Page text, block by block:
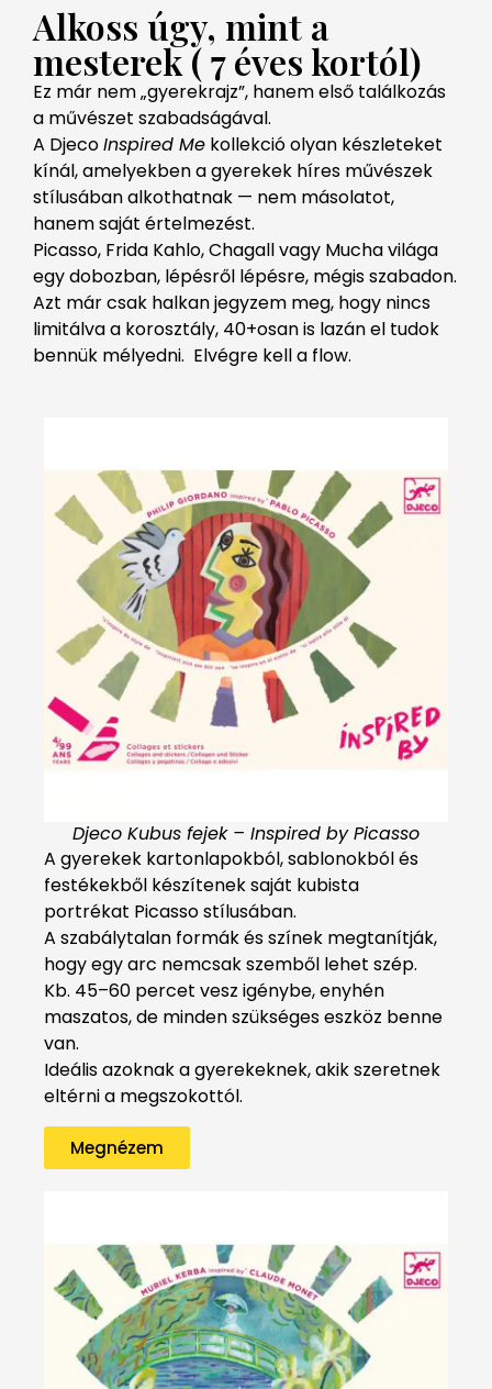
Alkoss úgy, mint a
mesterek ( 7 éves kortól)
Ez már nem „gyerekrajz”, hanem első találkozás
a művészet szabadságával.
A DjecoInspired Me kollekció olyan készleteket
kínál, amelyekben a gyerekek híres művészek
stílusában alkothatnak — nem másolatot,
hanem saját értelmezést.
Picasso, Frida Kahlo, Chagall vagy Mucha világa
egy dobozban, lépésről lépésre, mégis szabadon.
Azt már csak halkan jegyzem meg, hogy nincs
limitálva a korosztály, 40+osan is lazán el tudok
bennük mélyedni. Elvégre kell a flow.
Djeco Kubus fejek – Inspired by Picasso
A gyerekek kartonlapokból, sablonokból és
festékekből készítenek saját kubista
portrékat Picasso stílusában.
A szabálytalan formák és színek megtanítják,
hogy egy arc nemcsak szemből lehet szép.
Kb. 45–60 percet vesz igénybe, enyhén
maszatos, de minden szükséges eszköz benne
van.
Ideális azoknak a gyerekeknek, akik szeretnek
eltérni a megszokottól.
Megnézem